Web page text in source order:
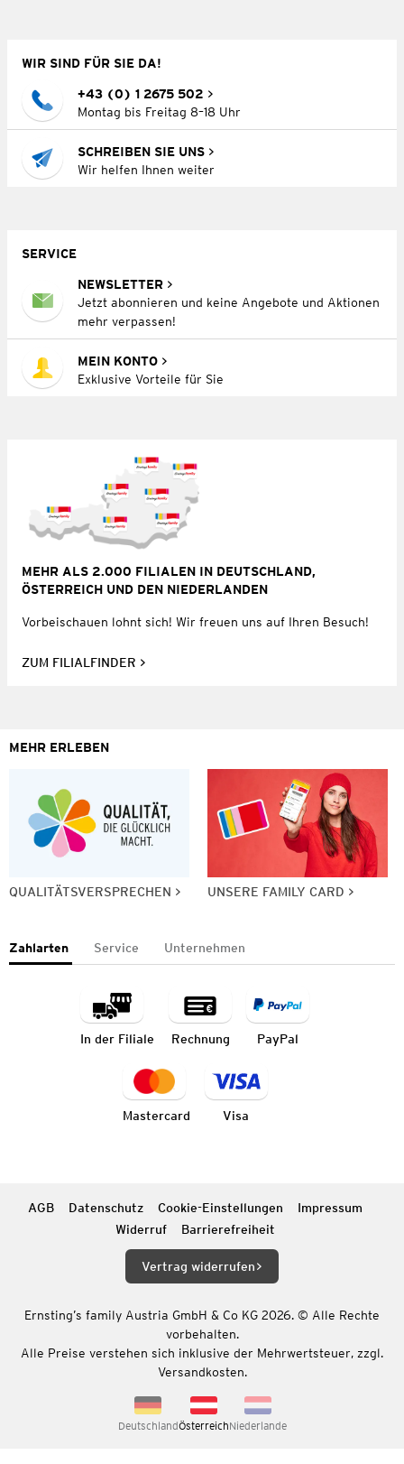
WIR SIND FÜR SIE DA!
+43 (0) 1 2675 502
Montag bis Freitag 8–18 Uhr
SCHREIBEN SIE UNS
Wir helfen Ihnen weiter
SERVICE
NEWSLETTER
Jetzt abonnieren und keine Angebote und Aktionen
mehr verpassen!
MEIN KONTO
Exklusive Vorteile für Sie
MEHR ALS 2.000 FILIALEN IN DEUTSCHLAND,
ÖSTERREICH UND DEN NIEDERLANDEN
Vorbeischauen lohnt sich! Wir freuen uns auf Ihren Besuch!
ZUM FILIALFINDER
MEHR ERLEBEN
QUALITÄTSVERSPRECHEN UNSERE FAMILY CARD
Zahlarten Service Unternehmen
In der Filiale Rechnung PayPal
Mastercard Visa
AGB Datenschutz Cookie-Einstellungen
Impressum
Widerruf
Barrierefreiheit
Vertrag widerrufen
Ernsting’s family Austria GmbH & Co KG 2026. © Alle Rechte
vorbehalten.
Alle Preise verstehen sich inklusive der Mehrwertsteuer, zzgl.
Versandkosten.
DeutschlandÖsterreichNiederlande